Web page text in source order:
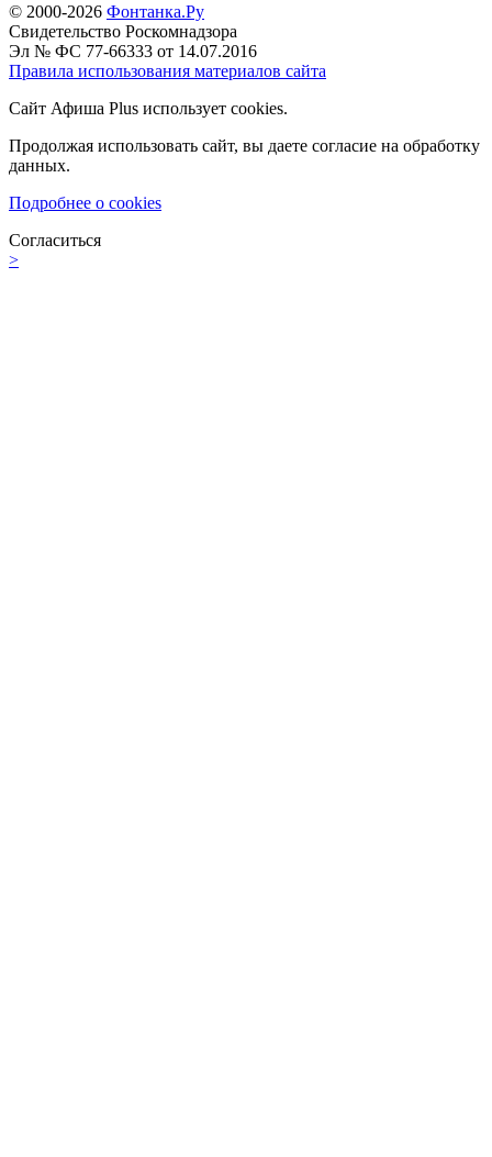
© 2000-2026 Фонтанка.Ру
Свидетельство Роскомнадзора
Эл № ФС 77-66333 от 14.07.2016
Правила использования материалов сайта
Сайт Афиша Plus использует cookies.
Продолжая использовать сайт, вы даете согласие на обработку
данных.
Подробнее о cookies
Согласиться
>